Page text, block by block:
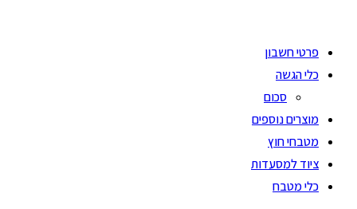
content
פרטי חשבון
כלי הגשה
סכום
מוצרים נוספים
מטבחי חוץ
ציוד למסעדות
כלי מטבח